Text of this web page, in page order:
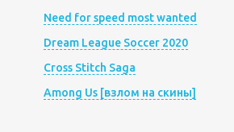
Need for speed most wanted
Dream League Soccer 2020
Cross Stitch Saga
Among Us [взлом на скины]